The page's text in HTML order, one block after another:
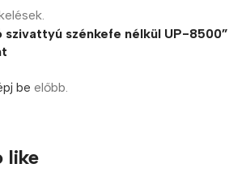
szivattyú szénkefe nélkül UP-8500”
be előbb.
like